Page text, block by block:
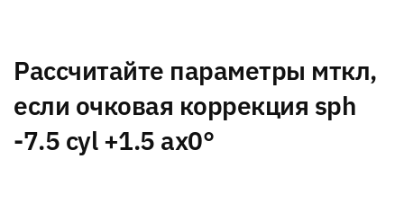
Рассчитайте параметры мткл,
если очковая коррекция sph
-7.5 cyl +1.5 ax0°